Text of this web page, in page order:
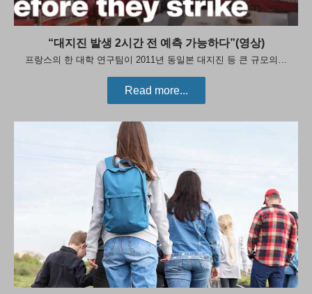
“대지진 발생 2시간 전 예측 가능하다”(영상)
프랑스의 한 대학 연구팀이 2011년 동일본 대지진 등 큰 규모의…
Read more...